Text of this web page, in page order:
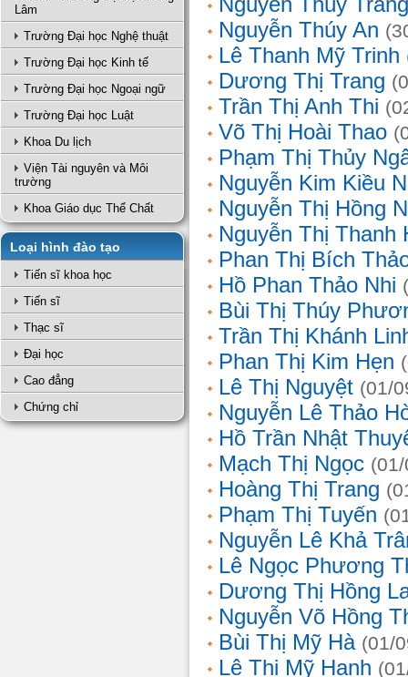
Lâm
Trường Đại học Nghệ thuật
Trường Đại học Kinh tế
Trường Đại học Ngoại ngữ
Trường Đại học Luật
Khoa Du lịch
Viện Tài nguyên và Môi
trường
Khoa Giáo dục Thể Chất
Loại hình đào tạo
Tiến sĩ khoa học
Tiến sĩ
Thạc sĩ
Đại học
Cao đẳng
Chứng chỉ
Nguyễn Thúy An
Lê Thanh Mỹ Trinh
Dương Thị Trang
Trần Thị Anh Thi
Võ Thị Hoài Thao
Phạm Thị Thủy
Nguyễn Kim Kiều
Nguyễn Thị Hồng
Nguyễn Thị Thanh
Phan Thị Bích
Hồ Phan Thảo Nhi
Bùi Thị Thúy
Trần Thị Khánh
Phan Thị Kim Hẹn
Lê Thị Nguyệt (01/
Nguyễn Lê Thảo
Hồ Trần Nhật
Mạch Thị Ngọc
Hoàng Thị Trang
Phạm Thị Tuyến
Nguyễn Lê Khả
Lê Ngọc Phương
Dương Thị Hồng
Nguyễn Võ Hồng
Bùi Thị Mỹ Hà (01/
Lê Thị Mỹ Hạnh